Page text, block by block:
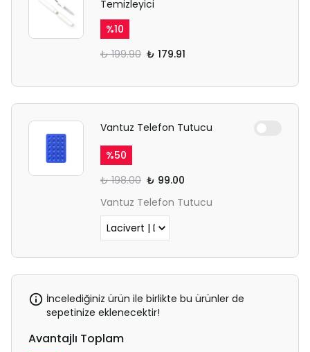
Temizleyici
%10
₺ 199.90 ₺ 179.91
Vantuz Telefon Tutucu
%50
₺ 198.00 ₺ 99.00
Vantuz Telefon Tutucu
İncelediğiniz ürün ile birlikte bu ürünler de
sepetinize eklenecektir!
Avantajlı Toplam